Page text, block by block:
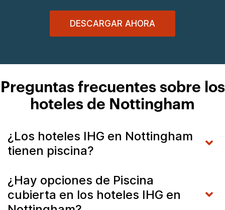
DESCARGAR AHORA
Preguntas frecuentes sobre los
hoteles de Nottingham
¿Los hoteles IHG en Nottingham
tienen piscina?
¿Hay opciones de Piscina
cubierta en los hoteles IHG en